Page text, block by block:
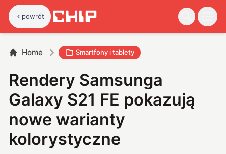
powrót
Home Smartfony i tablety
Rendery Samsunga
Galaxy S21 FE pokazują
nowe warianty
kolorystyczne